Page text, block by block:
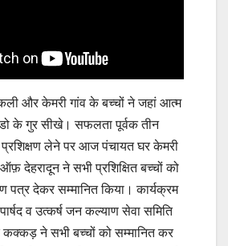
और केमरी गांव के बच्चों ने जहां आत्म
के गुर सीखे। सफलता पूर्वक तीन
प्रशिक्षण लेने पर आज पंचायत घर केमरी
ऑफ़ देहरादून ने सभी प्रशिक्षित बच्चों को
पत्र देकर सम्मानित किया। कार्यक्रम
व उत्कर्ष जन कल्याण सेवा समिति
कक्कड़ ने सभी बच्चों को सम्मानित कर